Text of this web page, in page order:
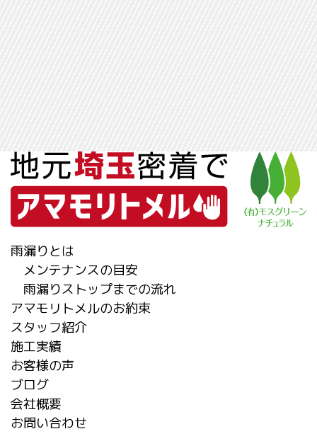
雨漏りとは
メンテナンスの目安
雨漏りストップまでの流れ
アマモリトメルのお約束
スタッフ紹介
施工実績
お客様の声
ブログ
会社概要
お問い合わせ